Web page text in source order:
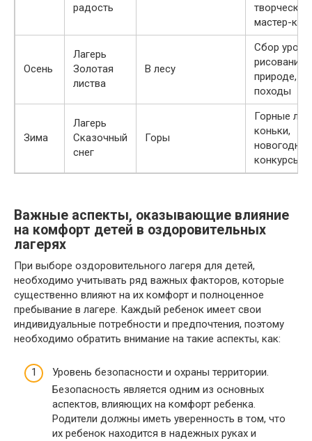
радость
творческие
мастер-
Осень
Лагерь
Золотая
листва
В лесу
Сбор
рисование
природе,
походы
Зима
Лагерь
Сказочный
снег
Горы
Горные
коньки,
новогодние
конкурсы
Важные аспекты, оказывающие влияние
на комфорт детей в оздоровительных
лагерях
При выборе оздоровительного лагеря для детей,
необходимо учитывать ряд важных факторов, которые
существенно влияют на их комфорт и полноценное
пребывание в лагере. Каждый ребенок имеет свои
индивидуальные потребности и предпочтения, поэтому
необходимо обратить внимание на такие аспекты, как:
Уровень безопасности и охраны территории.
Безопасность является одним из основных
аспектов, влияющих на комфорт ребенка.
Родители должны иметь уверенность в том, что
их ребенок находится в надежных руках и